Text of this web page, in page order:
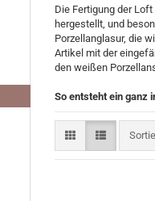
Die Fertigung der
hergestellt, und
Porzellanglasur, die
Artikel mit der
den weißen
So entsteht ein ganz